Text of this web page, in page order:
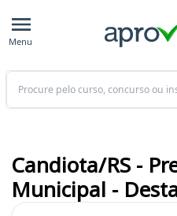
Menu
Buscar
Candiota/RS -
Municipal -